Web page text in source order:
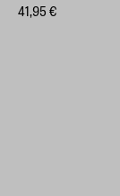
41,95 €